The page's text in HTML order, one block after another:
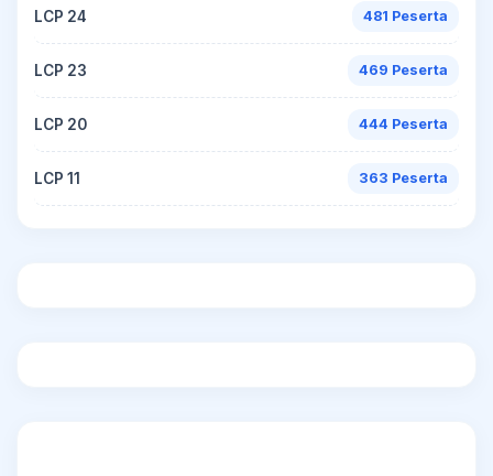
LCP 24 481 Peserta
LCP 23 469 Peserta
LCP 20 444 Peserta
LCP 11 363 Peserta